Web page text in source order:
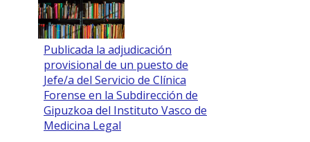
Publicada la adjudicación
provisional de un puesto de
Jefe/a del Servicio de Clínica
Forense en la Subdirección de
Gipuzkoa del Instituto Vasco de
Medicina Legal